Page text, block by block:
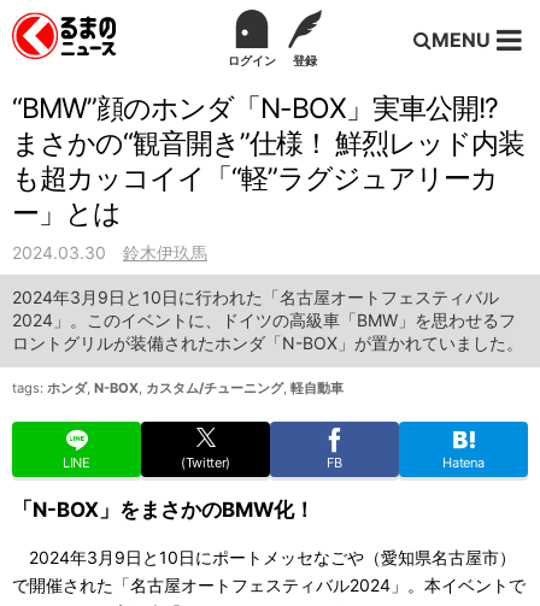
ログイン 登録
MENU
“BMW”顔のホンダ「N-BOX」実車公開!?
まさかの“観音開き”仕様！ 鮮烈レッド内装
も超カッコイイ「“軽”ラグジュアリーカ
ー」とは
2024.03.30 鈴木伊玖馬
2024年3月9日と10日に行われた「名古屋オートフェスティバル
2024」。このイベントに、ドイツの高級車「BMW」を思わせるフ
ロントグリルが装備されたホンダ「N-BOX」が置かれていました。
tags: ホンダ, N-BOX, カスタム/チューニング, 軽自動車
LINE (Twitter) FB Hatena
「N-BOX」をまさかのBMW化！
2024年3月9日と10日にポートメッセなごや（愛知県名古屋市）
で開催された「名古屋オートフェスティバル2024」。本イベントで